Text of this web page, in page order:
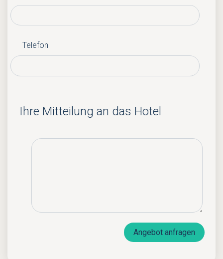
Telefon
Ihre Mitteilung an das Hotel
Angebot anfragen